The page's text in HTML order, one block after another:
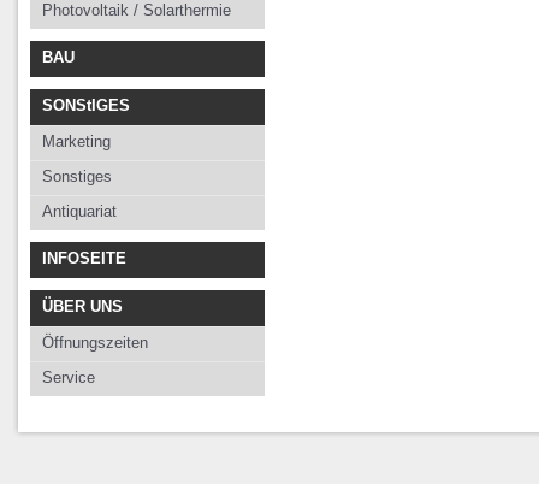
Photovoltaik / Solarthermie
BAU
SONStIGES
Marketing
Sonstiges
Antiquariat
INFOSEITE
ÜBER UNS
Öffnungszeiten
Service